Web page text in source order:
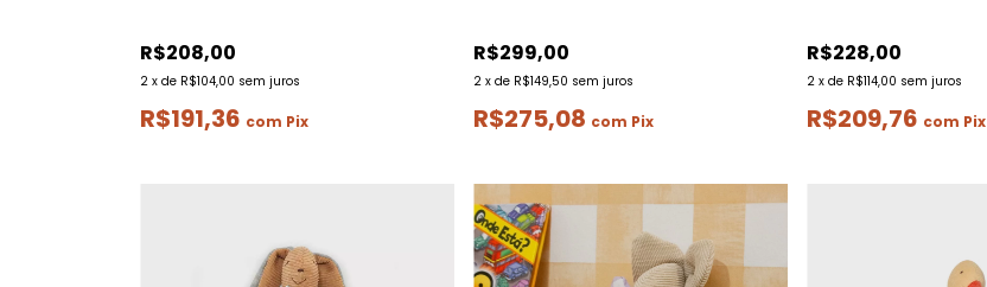
R$208,00
2 x de R$104,00 sem juros
R$191,36 com Pix
R$299,00
2 x de R$149,50 sem juros
R$275,08 com Pix
R$228,00
2 x de R$114,00 sem juros
R$209,76 com Pix